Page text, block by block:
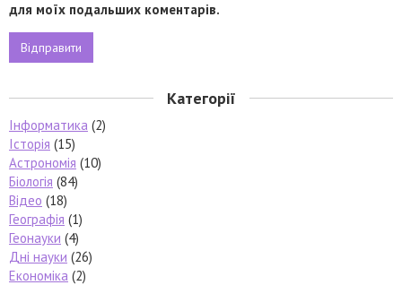
для моїх подальших коментарів.
Категорії
Інформатика (2)
Історія (15)
Астрономія (10)
Біологія (84)
Відео (18)
Географія (1)
Геонауки (4)
Дні науки (26)
Економіка (2)